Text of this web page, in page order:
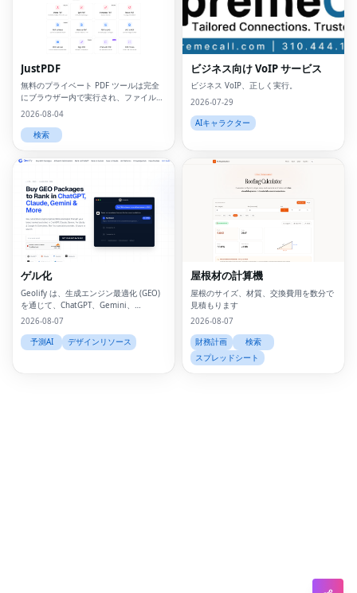
JustPDF
無料のプライベート PDF ツールは完全
にブラウザー内で実行され、ファイルが
デバイスの外に出ることはありません。
2026-08-04
検索
ビジネス向け VoIP サービス
ビジネス VoIP、正しく実行。
2026-07-29
AIキャラクター
ゲル化
Geolify は、生成エンジン最適化 (GEO)
を通じて、ChatGPT、Gemini、
Claude、Perplexity などの AI 検索プラ
されるのを支援します。
2026-08-07
予測AI
デザインリソース
屋根材の計算機
屋根のサイズ、材質、交換費用を数分で
見積もります
2026-08-07
財務計画
検索
スプレッドシート